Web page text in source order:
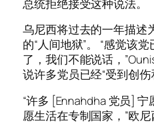
总统拒绝接受这种说法。
乌尼西将过去的一年描述
的“人间地狱”。 “感觉该
了，我们不能说话，
说许多党员已经“受到创伤
“许多 [Ennahdha 党员]
愿生活在专制国家，”欧尼